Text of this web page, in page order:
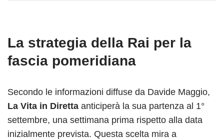
La strategia della Rai per la
fascia pomeridiana
Secondo le informazioni diffuse da Davide Maggio,
La Vita in Diretta anticiperà la sua partenza al 1°
settembre, una settimana prima rispetto alla data
inizialmente prevista. Questa scelta mira a